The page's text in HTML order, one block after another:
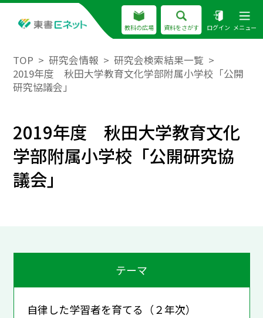
教科の広場 資料をさがす ログイン メニュー
TOP 研究会情報
研究会検索結果一覧
2019年度 秋田大学教育文化学部附属小学校「公開
研究協議会」
2019年度 秋田大学教育文化
学部附属小学校「公開研究協
議会」
テーマ
自律した学習者を育てる（２年次）